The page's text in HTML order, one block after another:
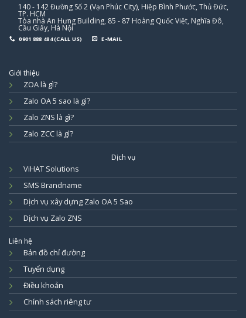
140 - 142 Đường Số 2 (Vạn Phúc City), Hiệp Bình Phước, Thủ Đức,
TP. HCM
Tòa nhà An Hưng Building, 85 - 87 Hoàng Quốc Việt, Nghĩa Đô,
Cầu Giấy, Hà Nội
0901 888 484 (CALL US) E-MAIL
Giới thiệu
ZOA là gì?
Zalo OA 5 sao là gì?
Zalo ZNS là gì?
Zalo ZCC là gì?
Dịch vụ
ViHAT Solutions
SMS Brandname
Dịch vụ xây dựng Zalo OA 5 Sao
Dịch vụ Zalo ZNS
Liên hệ
Bản đồ chỉ đường
Tuyển dụng
Điều khoản
Chính sách riêng tư